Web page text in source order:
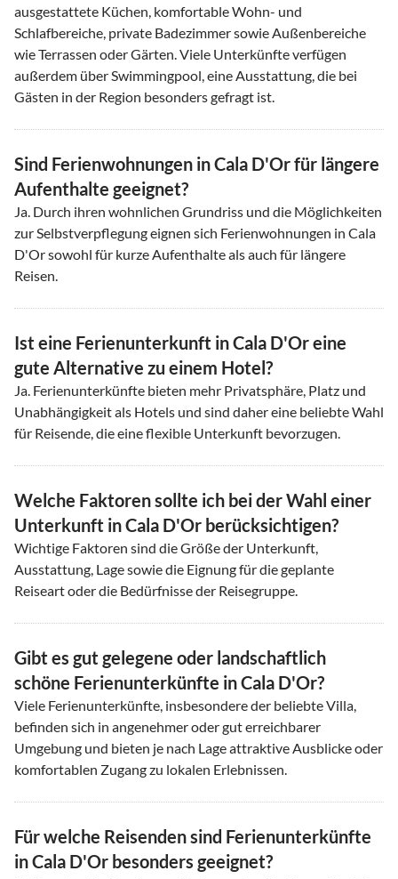
ausgestattete Küchen, komfortable Wohn- und
Schlafbereiche, private Badezimmer sowie Außenbereiche
wie Terrassen oder Gärten. Viele Unterkünfte verfügen
außerdem über Swimmingpool, eine Ausstattung, die bei
Gästen in der Region besonders gefragt ist.
Sind Ferienwohnungen in Cala D'Or für längere
Aufenthalte geeignet?
Ja. Durch ihren wohnlichen Grundriss und die Möglichkeiten
zur Selbstverpflegung eignen sich Ferienwohnungen in Cala
D'Or sowohl für kurze Aufenthalte als auch für längere
Reisen.
Ist eine Ferienunterkunft in Cala D'Or eine
gute Alternative zu einem Hotel?
Ja. Ferienunterkünfte bieten mehr Privatsphäre, Platz und
Unabhängigkeit als Hotels und sind daher eine beliebte Wahl
für Reisende, die eine flexible Unterkunft bevorzugen.
Welche Faktoren sollte ich bei der Wahl einer
Unterkunft in Cala D'Or berücksichtigen?
Wichtige Faktoren sind die Größe der Unterkunft,
Ausstattung, Lage sowie die Eignung für die geplante
Reiseart oder die Bedürfnisse der Reisegruppe.
Gibt es gut gelegene oder landschaftlich
schöne Ferienunterkünfte in Cala D'Or?
Viele Ferienunterkünfte, insbesondere der beliebte Villa,
befinden sich in angenehmer oder gut erreichbarer
Umgebung und bieten je nach Lage attraktive Ausblicke oder
komfortablen Zugang zu lokalen Erlebnissen.
Für welche Reisenden sind Ferienunterkünfte
in Cala D'Or besonders geeignet?